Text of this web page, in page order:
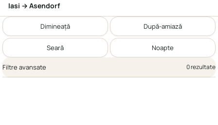
Iasi → Asendorf
Dimineață După-amiază
Seară Noapte
Filtre avansate 0 rezultate